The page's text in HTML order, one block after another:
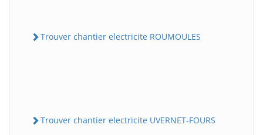
Trouver chantier electricite ROUMOULES
Trouver chantier electricite UVERNET-FOURS